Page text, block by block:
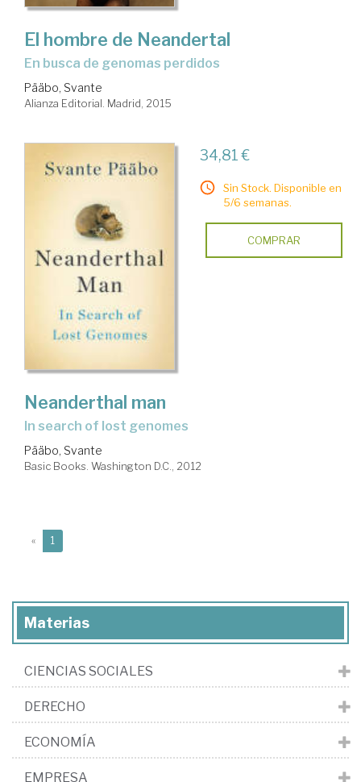
El hombre de Neandertal
en busca de genomas perdidos
Pääbo, Svante
Alianza Editorial. Madrid, 2015
34,81 €
Sin Stock. Disponible en
5/6 semanas.
COMPRAR
Neanderthal man
in search of lost genomes
Pääbo, Svante
Basic Books. Washington D.C., 2012
« 1
Materias
CIENCIAS SOCIALES
DERECHO
ECONOMÍA
EMPRESA